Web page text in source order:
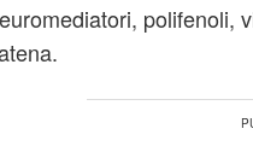
polifenoli,